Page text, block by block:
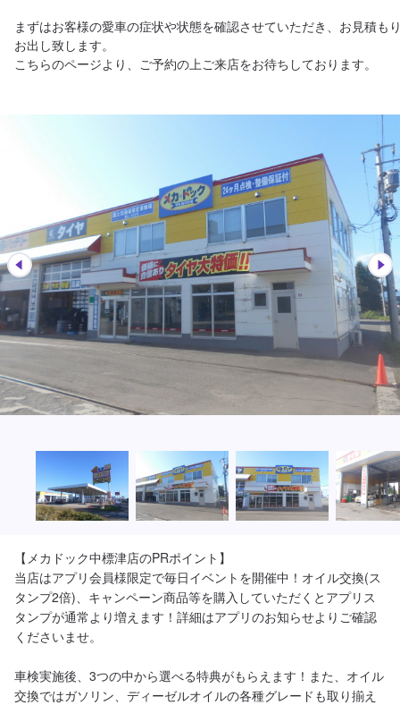
まずはお客様の愛車の症状や状態を確認させていただき、お見積も
お出し致します。
【メカドック中標津店のPRポイント】
当店はアプリ会員様限定で毎日イベントを開催中！オイル交換(ス
タンプ2倍)、キャンペーン商品等を購入していただくとアプリス
タンプが通常より増えます！詳細はアプリのお知らせよりご確認
くださいませ。
車検実施後、3つの中から選べる特典がもらえます！また、オイル
交換ではガソリン、ディーゼルオイルの各種グレードも取り揃え